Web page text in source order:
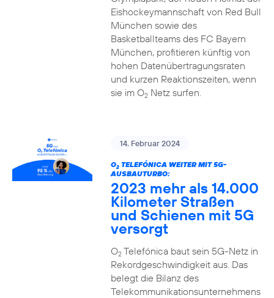
Eishockeymannschaft von Red Bull
München sowie des
Basketballteams des FC Bayern
München, profitieren künftig von
hohen Datenübertragungsraten
und kurzen Reaktionszeiten, wenn
sie im O2Netz surfen.
14. Februar 2024
O2TELEFÓNICA WEITER MIT 5G-
AUSBAUTURBO:
2023 mehr als 14.000
Kilometer Straßen
und Schienen mit 5G
versorgt
O2Telefónica baut sein 5G-Netz in
Rekordgeschwindigkeit aus. Das
belegt die Bilanz des
Telekommunikationsunternehmens